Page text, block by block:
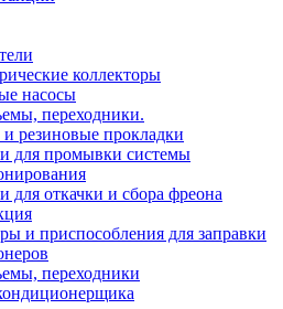
коллекторы
насосы
переходники.
резиновые прокладки
для промывки системы
для откачки и сбора фреона
и приспособления для заправки
переходники